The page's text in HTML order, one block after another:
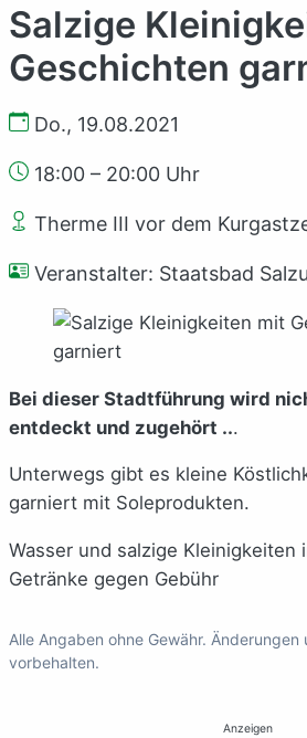
Salzige
Geschichten
Do., 19.08.2021
18:00 – 20:00 Uhr
Therme III vor dem
Veranstalter: Staatsbad
Bei dieser Stadtführung wird
entdeckt und zugehört ...
Unterwegs gibt es kleine
garniert mit Soleprodukten.
Wasser und salzige Kleinigkeiten
Getränke gegen Gebühr
Alle Angaben ohne Gewähr. Änderungen
vorbehalten.
Anzeigen